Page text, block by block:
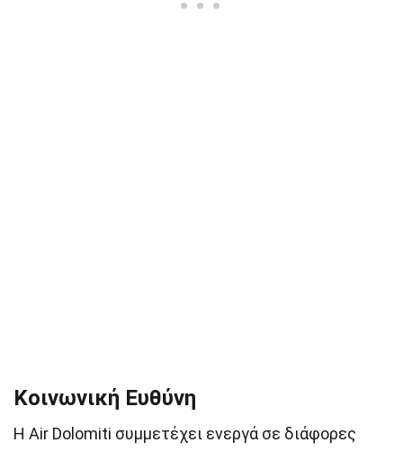
Κοινωνική Ευθύνη
Η Air Dolomiti συμμετέχει ενεργά σε διάφορες